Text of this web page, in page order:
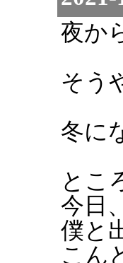
夜か
そう
冬に
とこ
今日
僕と
こん